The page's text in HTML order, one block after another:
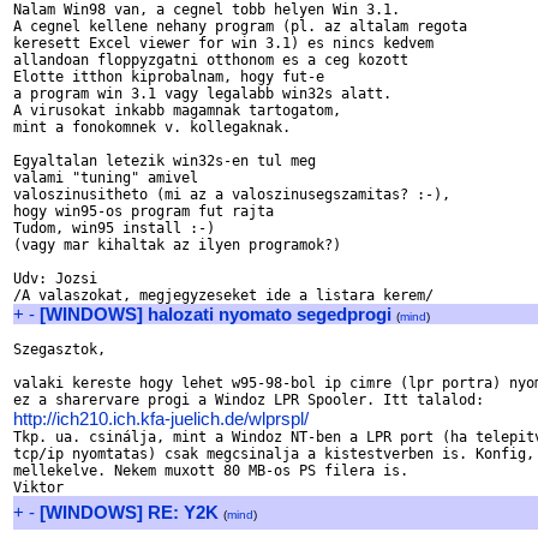
Nalam Win98 van, a cegnel tobb helyen Win 3.1.
A cegnel kellene nehany program (pl. az altalam regota
keresett Excel viewer for win 3.1) es nincs kedvem
allandoan floppyzgatni otthonom es a ceg kozott
Elotte itthon kiprobalnam, hogy fut-e
a program win 3.1 vagy legalabb win32s alatt.
A virusokat inkabb magamnak tartogatom,
mint a fonokomnek v. kollegaknak.
Egyaltalan letezik win32s-en tul meg
valami "tuning" amivel
valoszinusitheto (mi az a valoszinusegszamitas? :-),
hogy win95-os program fut rajta
Tudom, win95 install :-)
(vagy mar kihaltak az ilyen programok?)
Udv: Jozsi
+ - [WINDOWS] halozati nyomato segedprogi (mind)
Szegasztok,
valaki kereste hogy lehet w95-98-bol ip cimre (lpr portra)
http://ich210.ich.kfa-juelich.de/wlprspl/
Tkp. ua. csinálja, mint a Windoz NT-ben a LPR port (ha
tcp/ip nyomtatas) csak megcsinalja a kistestverben is. Konfig,
mellekelve. Nekem muxott 80 MB-os PS filera is.
+ - [WINDOWS] RE: Y2K (mind)